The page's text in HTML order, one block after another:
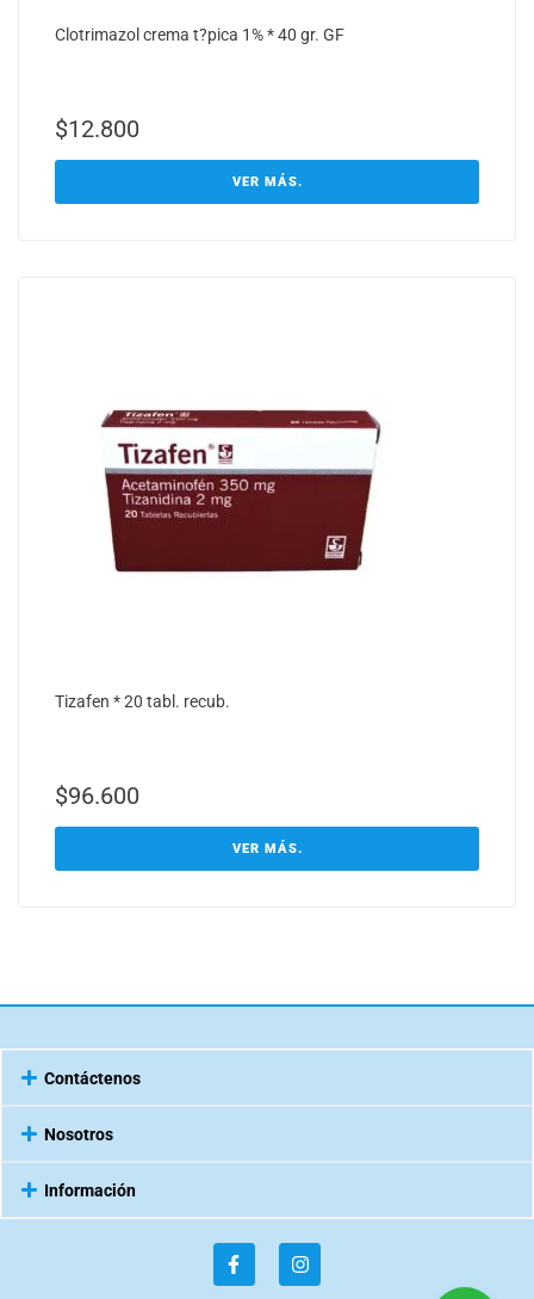
Clotrimazol crema t?pica 1% * 40 gr. GF
$12.800
VER MÁS.
Tizafen * 20 tabl. recub.
$96.600
VER MÁS.
Contáctenos
Nosotros
Información